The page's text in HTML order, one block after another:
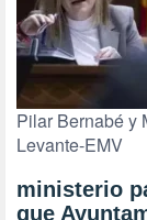
Pilar Bernabé y
Levante-EMV
ministerio
que